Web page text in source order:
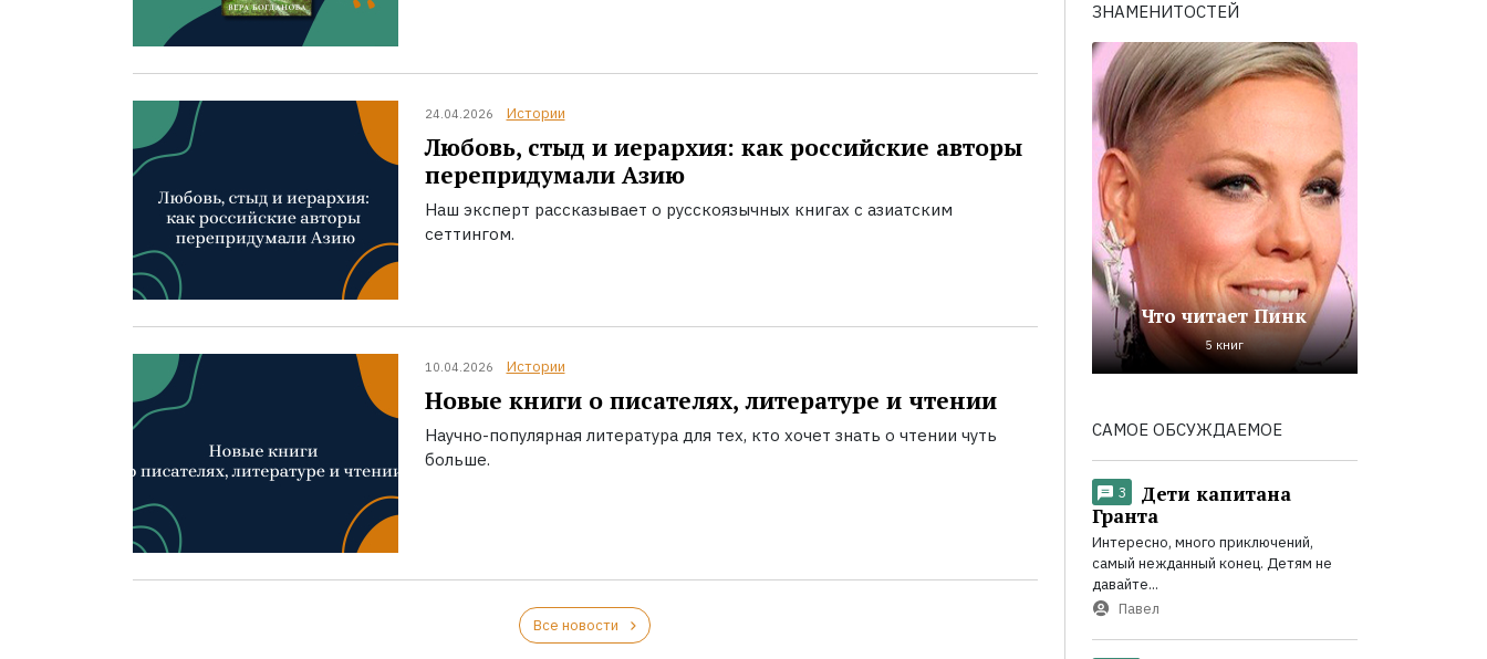
24.04.2026 Истории
Любовь, стыд и иерархия: как российские авторы
перепридумали Азию
Наш эксперт рассказывает о русскоязычных книгах с азиатским
сеттингом.
10.04.2026 Истории
Новые книги о писателях, литературе и чтении
Научно-популярная литература для тех, кто хочет знать о чтении чуть
больше.
Все новости
ЗНАМЕНИТОСТЕЙ
Что читает Пинк
5 книг
САМОЕ ОБСУЖДАЕМОЕ
3
Дети капитана
Гранта
Интересно, много приключений,
самый нежданный конец. Детям не
давайте...
Павел